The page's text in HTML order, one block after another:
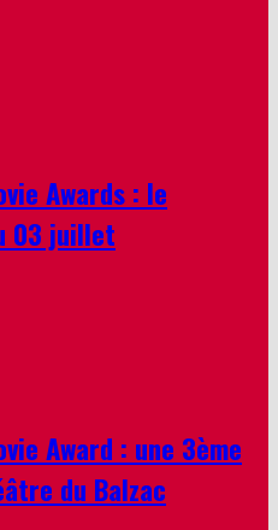
Awards : le
03 juillet
Award : une 3ème
du Balzac